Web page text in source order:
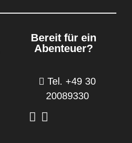
Bereit für ein
Abenteuer?
Tel. +49 30
20089330